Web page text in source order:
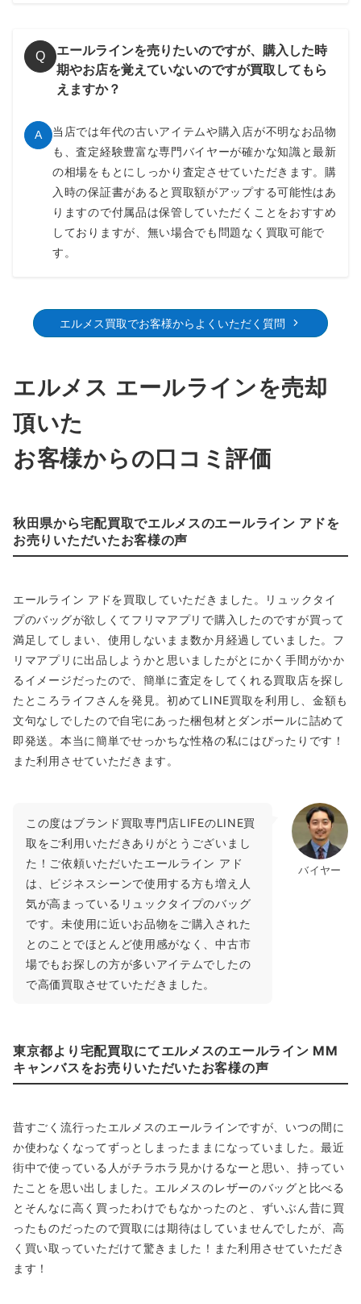
Q
エールラインを売りたいのですが、購入した時
期やお店を覚えていないのですが買取してもら
えますか？
A
当店では年代の古いアイテムや購入店が不明なお品物
も、査定経験豊富な専門バイヤーが確かな知識と最新
の相場をもとにしっかり査定させていただきます。購
入時の保証書があると買取額がアップする可能性はあ
りますので付属品は保管していただくことをおすすめ
しておりますが、無い場合でも問題なく買取可能で
す。
エルメス買取でお客様からよくいただく質問
エルメス エールラインを売却
頂いた
お客様からの口コミ評価
秋田県から宅配買取でエルメスのエールライン アドを
お売りいただいたお客様の声
エールライン アドを買取していただきました。リュックタイ
プのバッグが欲しくてフリマアプリで購入したのですが買って
満足してしまい、使用しないまま数か月経過していました。フ
リマアプリに出品しようかと思いましたがとにかく手間がかか
るイメージだったので、簡単に査定をしてくれる買取店を探し
たところライフさんを発見。初めてLINE買取を利用し、金額も
文句なしでしたので自宅にあった梱包材とダンボールに詰めて
即発送。本当に簡単でせっかちな性格の私にはぴったりです！
また利用させていただきます。
バイヤー
この度はブランド買取専門店LIFEのLINE買
取をご利用いただきありがとうございまし
た！ご依頼いただいたエールライン アド
は、ビジネスシーンで使用する方も増え人
気が高まっているリュックタイプのバッグ
です。未使用に近いお品物をご購入された
とのことでほとんど使用感がなく、中古市
場でもお探しの方が多いアイテムでしたの
で高価買取させていただきました。
東京都より宅配買取にてエルメスのエールライン MM
キャンバスをお売りいただいたお客様の声
昔すごく流行ったエルメスのエールラインですが、いつの間に
か使わなくなってずっとしまったままになっていました。最近
街中で使っている人がチラホラ見かけるなーと思い、持ってい
たことを思い出しました。エルメスのレザーのバッグと比べる
とそんなに高く買ったわけでもなかったのと、ずいぶん昔に買
ったものだったので買取には期待はしていませんでしたが、高
く買い取っていただけて驚きました！また利用させていただき
ます！